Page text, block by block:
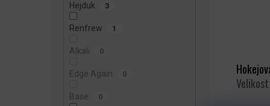
Hejduk 3
Renfrew 1
Alkali 0
Edge Again 0
Base 0